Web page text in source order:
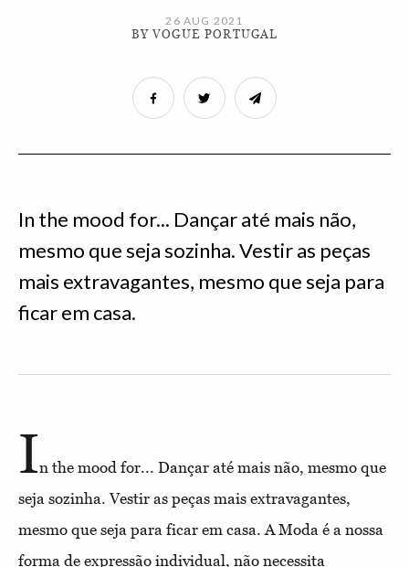
26 AUG 2021
BY VOGUE PORTUGAL
In the mood for... Dançar até mais não,
mesmo que seja sozinha. Vestir as peças
mais extravagantes, mesmo que seja para
ficar em casa.
In the mood for... Dançar até mais não, mesmo que
seja sozinha. Vestir as peças mais extravagantes,
mesmo que seja para ficar em casa. A Moda é a nossa
forma de expressão individual, não necessita